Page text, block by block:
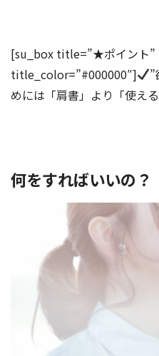
[su_box title=”★ポイント”
title_color=”#000000″]
めには「肩書」より「使え
何をすればいいの？